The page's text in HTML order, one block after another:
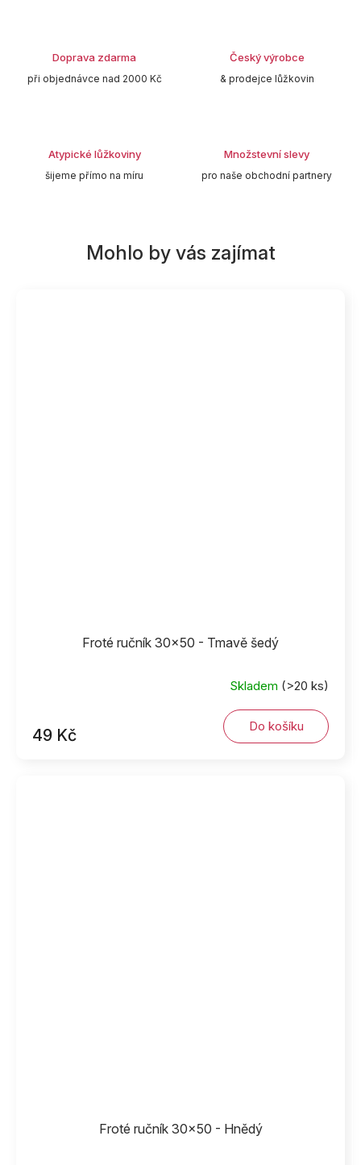
Doprava zdarma
při objednávce nad 2000 Kč
Český výrobce
& prodejce lůžkovin
Atypické lůžkoviny
šijeme přímo na míru
Množstevní slevy
pro naše obchodní partnery
Froté ručník 30x50 - Tmavě šedý
Skladem (>20 ks)
49 Kč Do košíku
Froté ručník 30x50 - Hnědý